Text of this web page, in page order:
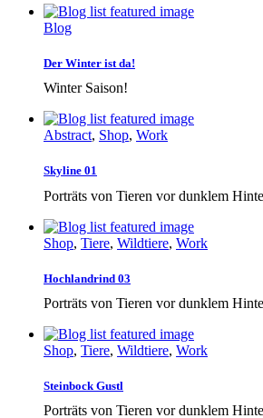
Blog
Der Winter ist da!
Winter Saison!
Abstract, Shop, Work
Skyline 01
Porträts von Tieren vor dunklem
Shop, Tiere, Wildtiere, Work
Hochlandrind 03
Porträts von Tieren vor dunklem
Shop, Tiere, Wildtiere, Work
Steinbock Gustl
Porträts von Tieren vor dunklem